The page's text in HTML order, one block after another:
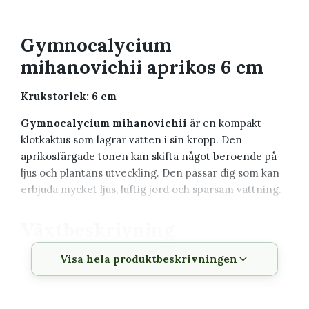
Gymnocalycium
mihanovichii aprikos 6 cm
Krukstorlek: 6 cm
Gymnocalycium mihanovichii är en kompakt
klotkaktus som lagrar vatten i sin kropp. Den
aprikosfärgade tonen kan skifta något beroende på
ljus och plantans utveckling. Den passar dig som kan
erbjuda mycket ljus, luftig jord och sparsam vattning.
Vetenskapligt
namn
Gymnocalycium mihanovichii
Visa hela produktbeskrivningen